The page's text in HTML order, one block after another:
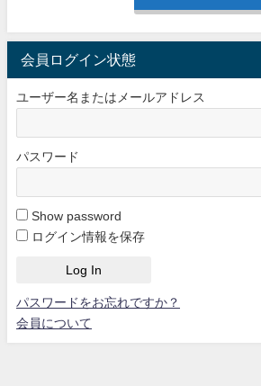
会員ログイン状態
ユーザー名またはメールアドレス
パスワード
Show password
ログイン情報を保存
パスワードをお忘れですか？
会員について